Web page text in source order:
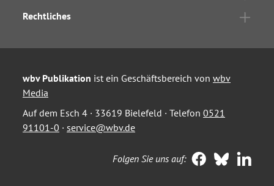
Rechtliches
wbv Publikation ist ein Geschäftsbereich von wbv
Media
Auf dem Esch 4 · 33619 Bielefeld · Telefon 0521
91101-0 · service@wbv.de
Folgen Sie uns auf: